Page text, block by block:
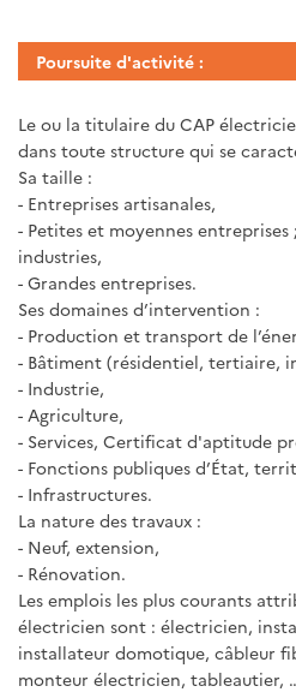
Poursuite d'activité :
Le ou la titulaire du CAP
dans toute structure qui se
Sa taille :
- Entreprises artisanales,
- Petites et moyennes
industries,
- Grandes entreprises.
Ses domaines d’intervention :
- Production et transport de
- Bâtiment (résidentiel, tertiaire,
- Industrie,
- Agriculture,
- Services, Certificat d'aptitude
- Fonctions publiques d’État,
- Infrastructures.
La nature des travaux :
- Neuf, extension,
- Rénovation.
Les emplois les plus courants
électricien sont : électricien,
installateur domotique, câbleur
monteur électricien, tableautier,